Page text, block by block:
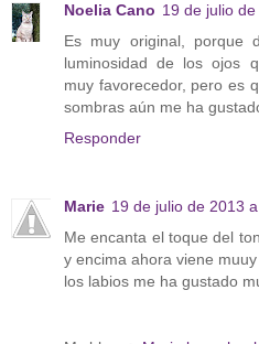
Noelia Cano 19 de julio
Es muy original, porque
luminosidad de los ojos
muy favorecedor, pero es
sombras aún me ha
Responder
Marie 19 de julio de 2013
Me encanta el toque del
y encima ahora viene
los labios me ha gustado